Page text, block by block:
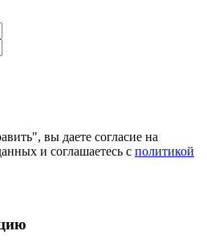
вы даете согласие на
и соглашаетесь c политикой